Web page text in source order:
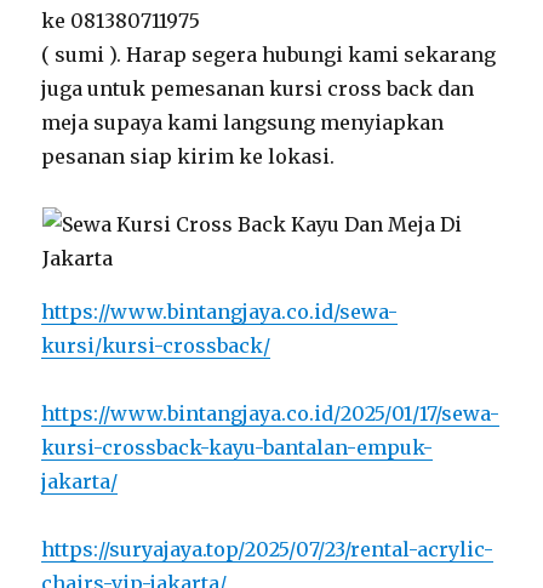
ke 081380711975
( sumi ). Harap segera hubungi kami sekarang
juga untuk pemesanan kursi cross back dan
meja supaya kami langsung menyiapkan
pesanan siap kirim ke lokasi.
https://www.bintangjaya.co.id/sewa-
kursi/kursi-crossback/
https://www.bintangjaya.co.id/2025/01/17/sewa-
kursi-crossback-kayu-bantalan-empuk-
jakarta/
https://suryajaya.top/2025/07/23/rental-acrylic-
chairs-vip-jakarta/